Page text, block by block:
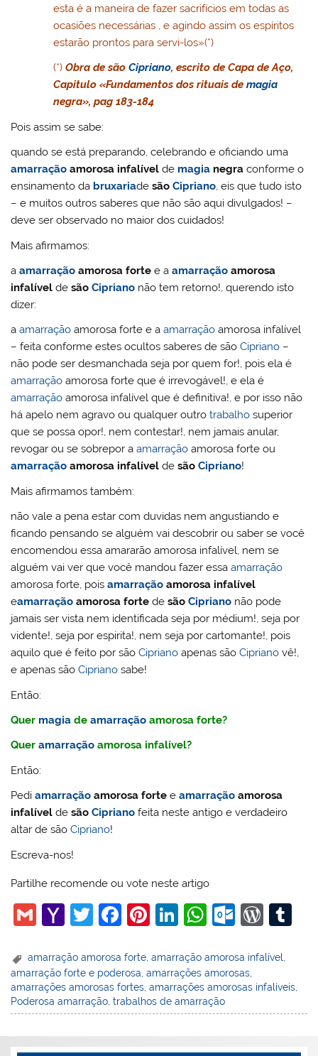
esta é a maneira de fazer sacrifícios em todas as
ocasiões necessárias , e agindo assim os espíritos
estarão prontos para servi-los»(*)
(*) Obra de sãoCipriano, escrito de Capa de Aço,
Capitulo «Fundamentos dos rituais demagia
negra», pag 183-184
Pois assim se sabe:
quando se está preparando, celebrando e oficiando uma
amarração amorosa infalívelde magia negra conforme o
ensinamento da bruxariadesãoCipriano, eis que tudo isto
– e muitos outros saberes que não são aqui divulgados! –
deve ser observado no maior dos cuidados!
Mais afirmamos:
aamarração amorosa forte e aamarração amorosa
infalível desãoCipriano não tem retorno!, querendo isto
dizer:
aamarração amorosa forte e aamarração amorosa infalível
– feita conforme estes ocultos saberes de sãoCipriano –
não pode ser desmanchada seja por quem for!, pois ela é
amarração amorosa forte que é irrevogável!, e ela é
amarração amorosa infalível que é definitiva!, e por isso não
há apelo nem agravo ou qualquer outrotrabalho superior
que se possa opor!, nem contestar!, nem jamais anular,
revogar ou se sobrepor aamarração amorosa forte ou
amarração amorosa infalíveldesãoCipriano!
Mais afirmamos também:
não vale a pena estar com duvidas nem angustiando e
ficando pensando se alguém vai descobrir ou saber se você
encomendou essa amararão amorosa infalível, nem se
alguém vai ver que você mandou fazer essaamarração
amorosa forte, poisamarração amorosa infalível
eamarração amorosa forte desãoCipriano não pode
jamais ser vista nem identificada seja por médium!, seja por
vidente!, seja por espirita!, nem seja por cartomante!, pois
aquilo que é feito por sãoCipriano apenas sãoCipriano vê!,
e apenas sãoCipriano sabe!
Então:
Quer magia deamarração amorosa forte?
Queramarração amorosa infalível?
Então:
Pediamarração amorosa forteeamarração amorosa
infalívelde sãoCipriano feita neste antigo e verdadeiro
altar de sãoCipriano!
Escreva-nos!
Partilhe recomende ou vote neste artigo
G
ai
l
Y
h
o
o
ai
T
itt
er
F
c
e
b
o
Pi
er
e
st
Li
k
e
dI
W
at
s
A
p
O
lo
o
o
W
d
Pr bl
amarração amorosa forte,amarração amorosa infalível,
amarração forte e poderosa ,amarrações amorosas
amarrações amorosas fortes ,amarrações amorosas infalíveis
Poderosa amarração ,trabalhos de amarração